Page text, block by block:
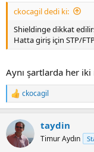
ckocagil dedi ki:
Shieldinge dikkat
Hatta giriş için STP/
Aynı şartlarda her
R
e
c
t
i
ckocagil
taydin
Timur Aydın